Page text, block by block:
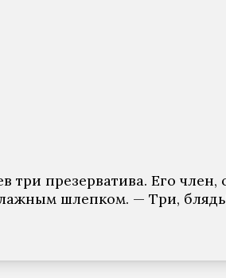
три презерватива. Его
шлепком. — Три,